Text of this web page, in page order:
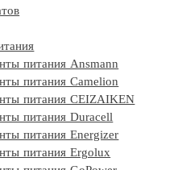
питания Ansmann
питания Camelion
питания CEIZAIKEN
питания Duracell
питания Energizer
питания Ergolux